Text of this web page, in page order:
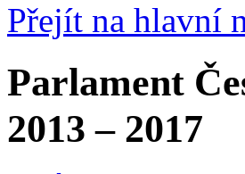
Přejít na hlavní
Parlament
2013 – 2017